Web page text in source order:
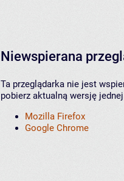
Niewspierana
Ta przeglądarka nie jest
pobierz aktualną wersję
Mozilla Firefox
Google Chrome